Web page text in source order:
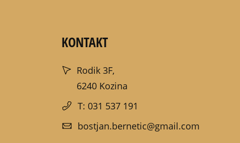
KONTAKT
Rodik 3F,
6240 Kozina
T: 031 537 191
bostjan.bernetic@gmail.com